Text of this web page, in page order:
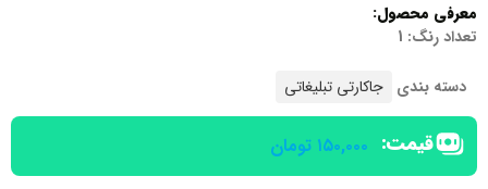
معرفی محصول:
تعداد رنگ: 1
دسته بندی جاکارتی تبلیغاتی
قیمت: ۱۵۰,۰۰۰ تومان